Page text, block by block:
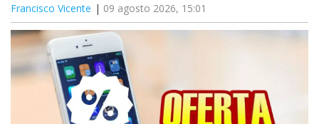
Francisco Vicente 09 agosto 2026, 15:01